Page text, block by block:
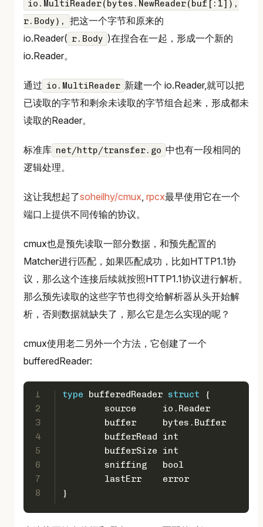
io.MultiReader(bytes.NewReader(buf[:1]),
r.Body),
把这一个字节和原来的
io.Reader( r.Body )在捏合在一起，形成一个新的
io.Reader。
通过 io.MultiReader 新建一个 io.Reader,就可以把
已读取的字节和剩余未读取的字节组合起来，形成都未
读取的Reader。
标准库 net/http/transfer.go 中也有一段相同的
逻辑处理。
这让我想起了soheilhy/cmux, rpcx最早使用它在一个
端口上提供不同传输的协议。
cmux也是预先读取一部分数据，和预先配置的
Matcher进行匹配，如果匹配成功，比如HTTP1.1协
议，那么这个连接后续就按照HTTP1.1协议进行解析。
那么预先读取的这些字节也得交给解析器从头开始解
析，否则数据就缺失了，那么它是怎么实现的呢？
cmux使用老二另外一个方法，它创建了一个
bufferedReader:
1
2
3
4
5
6
7
8
type bufferedReader struct {
	source     io.Reader
	buffer     bytes.Buffer
	bufferRead
int
	bufferSize
int
	sniffing
bool
	lastErr
error
}